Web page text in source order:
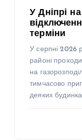
У Дніпрі
терміни
У серпні 2026
районі
на
тимчасово
деяких